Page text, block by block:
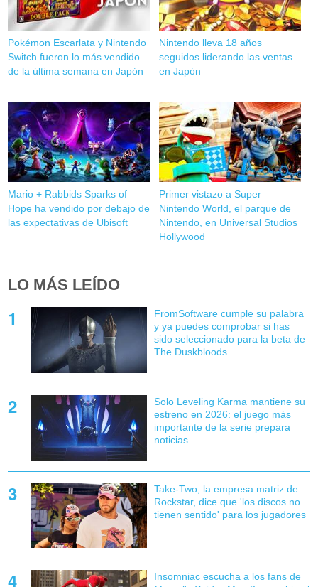
Pokémon Escarlata y Nintendo
Switch fueron lo más vendido
de la última semana en Japón
Nintendo lleva 18 años
seguidos liderando las ventas
en Japón
Mario + Rabbids Sparks of
Hope ha vendido por debajo de
las expectativas de Ubisoft
Primer vistazo a Super
Nintendo World, el parque de
Nintendo, en Universal Studios
Hollywood
LO MÁS LEÍDO
FromSoftware cumple su palabra
y ya puedes comprobar si has
sido seleccionado para la beta de
The Duskbloods
Solo Leveling Karma mantiene su
estreno en 2026: el juego más
importante de la serie prepara
noticias
Take-Two, la empresa matriz de
Rockstar, dice que 'los discos no
tienen sentido' para los jugadores
Insomniac escucha a los fans de